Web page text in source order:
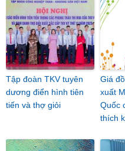
Tập đoàn TKV tuyên
dương điển hình tiên
tiến và thợ giỏi
Giá
xuất
Quốc
thích